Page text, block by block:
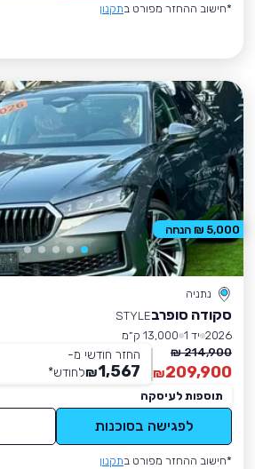
*חישוב ההחזר מפורט בתקנון
נתניה
סקודה סופרבSTYLE
2026 יד 1
13,000 ק״מ
214,900 ₪
209,900
₪
החזר חודשי מ-
1,567
₪לחודש*
תוספות לעיסקה
לפגישה בסוכנות
*חישוב ההחזר מפורט בתקנון
5,000 ₪ הנחה